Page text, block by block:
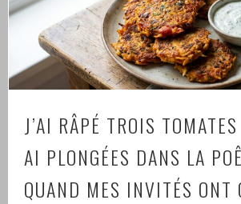
J’AI RÂPÉ TROIS
AI PLONGÉES DANS LA
QUAND MES INVITÉS ONT